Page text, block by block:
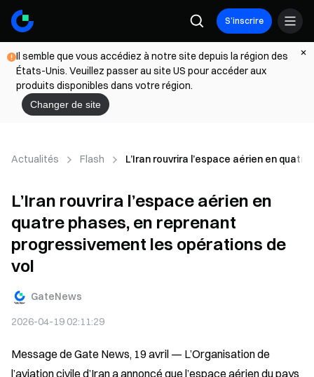
S’inscrire
Il semble que vous accédiez à notre site depuis la région des
États-Unis. Veuillez passer au site US pour accéder aux
produits disponibles dans votre région.
Changer de site
Actualités Flash L’Iran rouvrira l’espace aérien en
L’Iran rouvrira l’espace aérien en
quatre phases, en reprenant
progressivement les opérations de
vol
GateNews
2026-04-19 02:11:29
Message de Gate News, 19 avril — L’Organisation de
l’aviation civile d’Iran a annoncé que l’espace aérien du pays